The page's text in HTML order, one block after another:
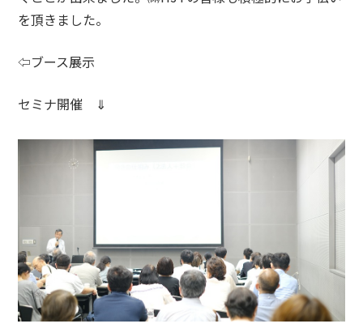
を頂きました。
⇦ブース展示
セミナ開催 ⇓